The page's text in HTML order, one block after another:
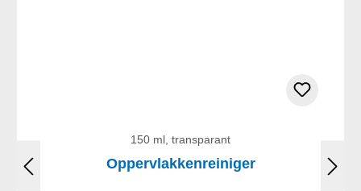
150 ml, transparant
Oppervlakkenreiniger